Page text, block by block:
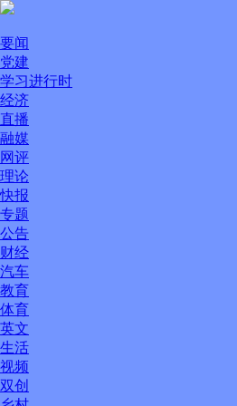
要闻
党建
学习进行时
经济
直播
融媒
网评
理论
快报
专题
公告
财经
汽车
教育
体育
英文
生活
视频
双创